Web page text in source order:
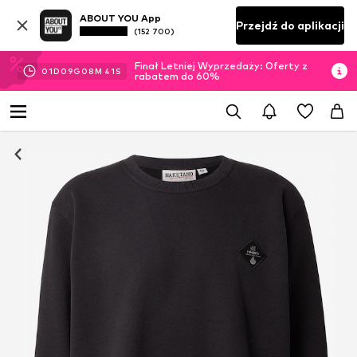
ABOUT YOU App
(152 700) Przejdź do aplikacji
01D 09G 08M 41 S
Finał Letniej Wyprzedaży: Oferty z
rabatem do 60%